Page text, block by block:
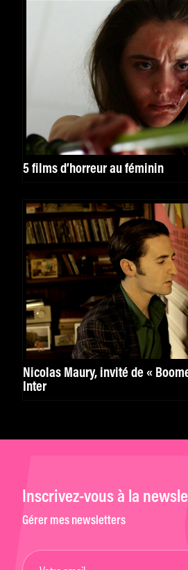
5 films d’horreur au féminin
Nicolas Maury, invité de «
Inter
Inscrivez-vous à la
Gérer mes newsletters